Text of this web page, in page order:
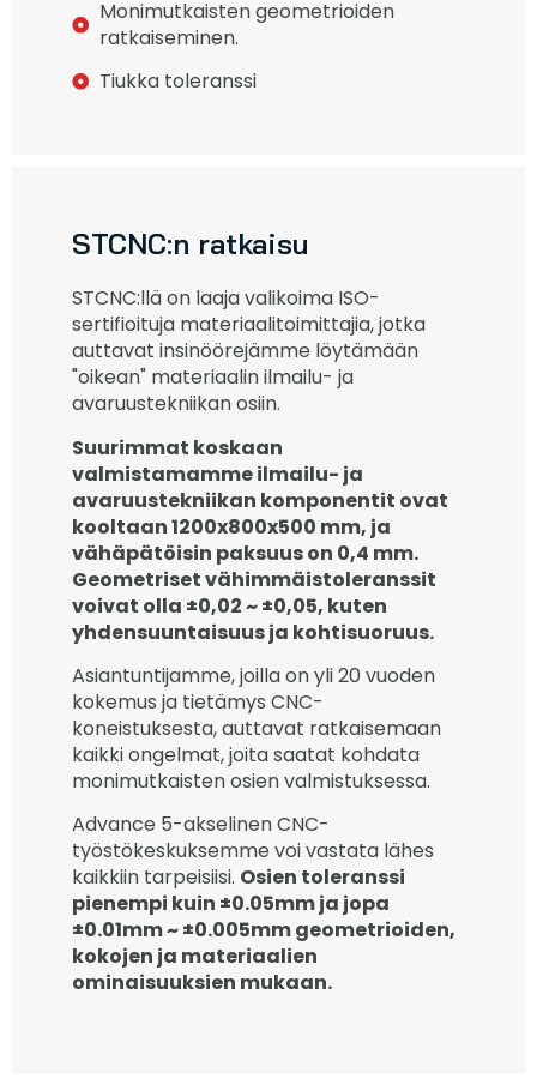
Monimutkaisten geometrioiden
ratkaiseminen.
Tiukka toleranssi
STCNC:n ratkaisu
STCNC:llä on laaja valikoima ISO-
sertifioituja materiaalitoimittajia, jotka
auttavat insinöörejämme löytämään
"oikean" materiaalin ilmailu- ja
avaruustekniikan osiin.
Suurimmat koskaan
valmistamamme ilmailu- ja
avaruustekniikan komponentit ovat
kooltaan 1200x800x500 mm, ja
vähäpätöisin paksuus on 0,4 mm.
Geometriset vähimmäistoleranssit
voivat olla ±0,02 ~ ±0,05, kuten
yhdensuuntaisuus ja kohtisuoruus.
Asiantuntijamme, joilla on yli 20 vuoden
kokemus ja tietämys CNC-
koneistuksesta, auttavat ratkaisemaan
kaikki ongelmat, joita saatat kohdata
monimutkaisten osien valmistuksessa.
Advance 5-akselinen CNC-
työstökeskuksemme voi vastata lähes
kaikkiin tarpeisiisi. Osien toleranssi
pienempi kuin ±0.05mm ja jopa
±0.01mm ~ ±0.005mm geometrioiden,
kokojen ja materiaalien
ominaisuuksien mukaan.